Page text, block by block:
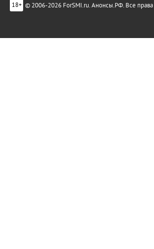
18+ © 2006-2026 ForSMI.ru. Анонсы.РФ. Все